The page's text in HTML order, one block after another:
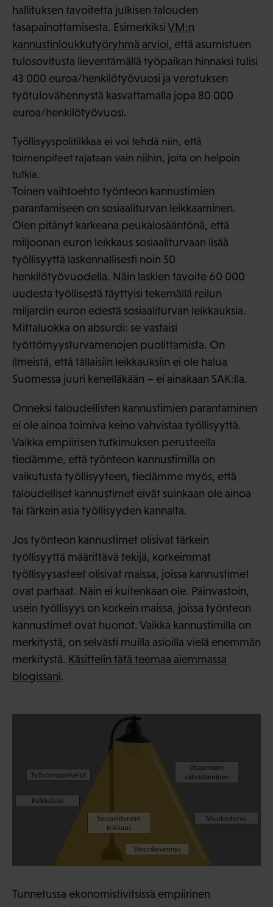
hallituksen tavoitetta julkisen talouden
tasapainottamisesta. EsimerkiksiVM:n
kannustinloukkutyöryhmä arvioi, että asumistuen
tulosovitusta lieventämällä työpaikan hinnaksi tulisi
43 000 euroa/henkilötyövuosi ja verotuksen
työtulovähennystä kasvattamalla jopa 80 000
euroa/henkilötyövuosi.
Työllisyyspolitiikkaa ei voi tehdä niin, että
toimenpiteet rajataan vain niihin, joita on helpoin
tutkia.
Toinen vaihtoehto työnteon kannustimien
parantamiseen on sosiaaliturvan leikkaaminen.
Olen pitänyt karkeana peukalosääntönä, että
miljoonan euron leikkaus sosiaaliturvaan lisää
työllisyyttä laskennallisesti noin 50
henkilötyövuodella. Näin laskien tavoite 60 000
uudesta työllisestä täyttyisi tekemällä reilun
miljardin euron edestä sosiaaliturvan leikkauksia.
Mittaluokka on absurdi: se vastaisi
työttömyysturvamenojen puolittamista. On
ilmeistä, että tällaisiin leikkauksiin ei ole halua
Suomessa juuri kenelläkään – ei ainakaan SAK:lla.
Onneksi taloudellisten kannustimien parantaminen
ei ole ainoa toimiva keino vahvistaa työllisyyttä.
Vaikka empiirisen tutkimuksen perusteella
tiedämme, että työnteon kannustimilla on
vaikutusta työllisyyteen, tiedämme myös, että
taloudelliset kannustimet eivät suinkaan ole ainoa
tai tärkein asia työllisyyden kannalta.
Jos työnteon kannustimet olisivat tärkein
työllisyyttä määrittävä tekijä, korkeimmat
työllisyysasteet olisivat maissa, joissa kannustimet
ovat parhaat. Näin ei kuitenkaan ole. Päinvastoin,
usein työllisyys on korkein maissa, joissa työnteon
kannustimet ovat huonot. Vaikka kannustimilla on
merkitystä, on selvästi muilla asioilla vielä enemmän
merkitystä. Käsittelin tätä teemaa aiemmassa
blogissani.
Tunnetussa ekonomistivitsissä empiirinen